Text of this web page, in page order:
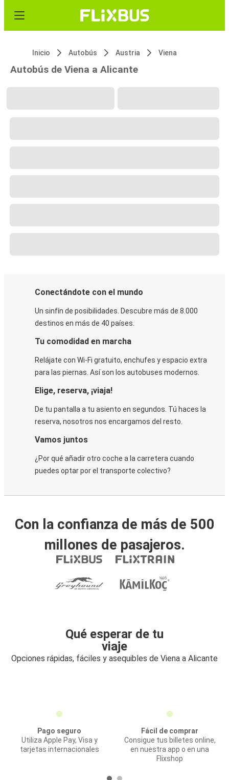
Inicio Autobús Austria Viena
Autobús de Viena a Alicante
Conectándote con el mundo
Un sinfín de posibilidades. Descubre más de 8.000
destinos en más de 40 países.
Tu comodidad en marcha
Relájate con Wi-Fi gratuito, enchufes y espacio extra
para las piernas. Así son los autobuses modernos.
Elige, reserva, ¡viaja!
De tu pantalla a tu asiento en segundos. Tú haces la
reserva, nosotros nos encargamos del resto.
Vamos juntos
¿Por qué añadir otro coche a la carretera cuando
puedes optar por el transporte colectivo?
Con la confianza de más de 500
millones de pasajeros.
Qué esperar de tu
viaje
Opciones rápidas, fáciles y asequibles de Viena a Alicante
Pago seguro
Utiliza Apple Pay, Visa y
tarjetas internacionales
Fácil de comprar
Consigue tus billetes online,
en nuestra app o en una
Flixshop